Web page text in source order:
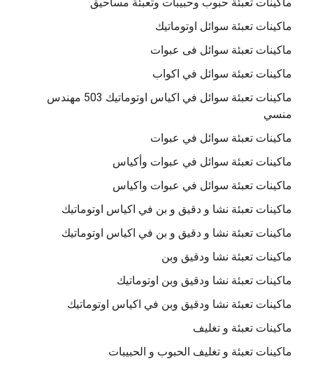
ماكينات تعبئة سوائل اوتوماتيك
ماكينات تعبئة سوائل فى عبوات
ماكينات تعبئة سوائل في اكواب
ماكينات تعبئة سوائل في اكياس اوتوماتيك 503 مهندس
منسي
ماكينات تعبئة سوائل في عبوات
ماكينات تعبئة سوائل في عبوات وأكياس
ماكينات تعبئة سوائل في عبوات واكياس
ماكينات تعبئة نشا و دقيق و بن في اكياس اوتوماتيك
ماكينات تعبئة نشا و دقيق و بن في اكياس اوتوماتيك
ماكينات تعبئة نشا ودقيق وبن
ماكينات تعبئة نشا ودقيق وبن اوتوماتيك
ماكينات تعبئة نشا ودقيق وبن في اكياس اوتوماتيك
ماكينات تعبئة و تغليف
ماكينات تعبئة و تغليف الحبوب و الحبيبات